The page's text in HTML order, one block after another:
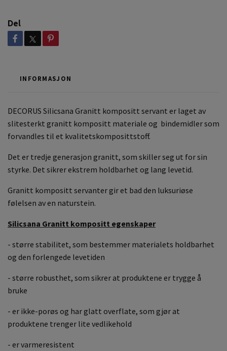
Del
INFORMASJON
DECORUS Silicsana Granitt kompositt servant er laget av
slitesterkt granitt kompositt materiale og bindemidler som
forvandles til et kvalitetskomposittstoff.
Det er tredje generasjon granitt, som skiller seg ut for sin
styrke. Det sikrer ekstrem holdbarhet og lang levetid.
Granitt kompositt servanter gir et bad den luksuriøse
følelsen av en naturstein.
Silicsana Granitt kompositt egenskaper
- større stabilitet, som bestemmer materialets holdbarhet
og den forlengede levetiden
- større robusthet, som sikrer at produktene er trygge å
bruke
- er ikke-porøs og har glatt overflate, som gjør at
produktene trenger lite vedlikehold
- er varmeresistent